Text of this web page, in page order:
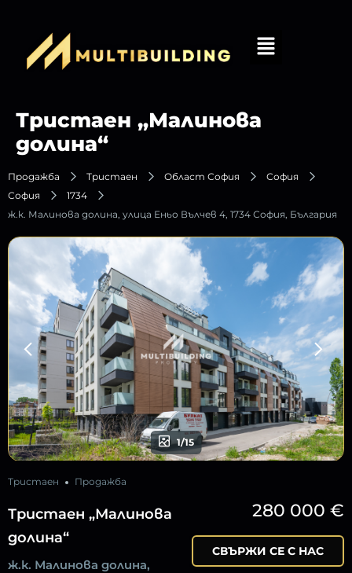
Тристаен „Малинова
долина“
Продажба Тристаен Област София
София
София
1734
ж.к. Малинова долина, улица Еньо Вълчев 4, 1734 София, България
1/15
Тристаен Продажба
Тристаен „Малинова
долина“
ж.к. Малинова долина,
280 000 €
СВЪРЖИ СЕ С НАС